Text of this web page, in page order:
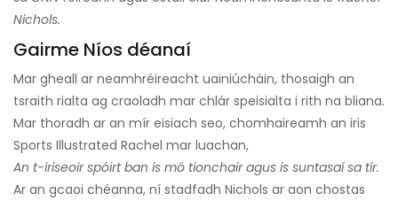
Nichols.
Gairme Níos déanaí
Mar gheall ar neamhréireacht uainiúcháin, thosaigh an
tsraith rialta ag craoladh mar chlár speisialta i rith na bliana.
Mar thoradh ar an mír eisiach seo, chomhaireamh an iris
Sports Illustrated Rachel mar luachan,
An t-iriseoir spóirt ban is mó tionchair agus is suntasaí sa tír.
Ar an gcaoi chéanna, ní stadfadh Nichols ar aon chostas